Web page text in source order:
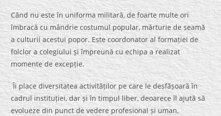
Când nu este în uniforma militară, de foarte multe ori
îmbracă cu mândrie costumul popular, mărturie de seamă
a culturii acestui popor. Este coordonator al formației de
folclor a colegiului și împreună cu echipa a realizat
momente de excepție.
Îi place diversitatea activităților pe care le desfășoară în
cadrul instituției, dar și în timpul liber, deoarece îl ajută să
evolueze din punct de vedere profesional și uman,